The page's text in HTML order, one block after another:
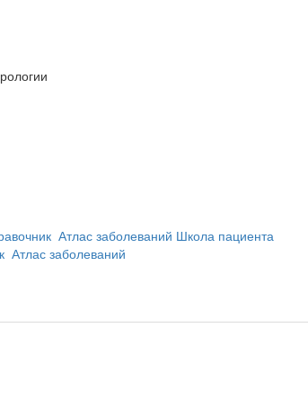
Атлас заболеваний Школа пациента
Атлас заболеваний